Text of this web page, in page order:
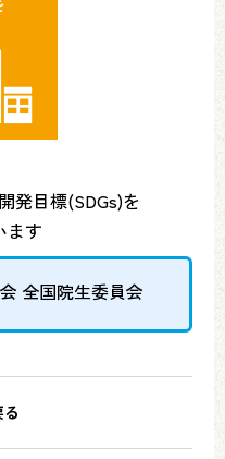
発目標(SDGs)を
ます
全国院生委員会